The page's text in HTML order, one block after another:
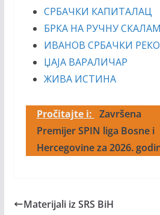
СРБАЧКИ КАПИТАЛАЦ
БРКА НА РУЧНУ
ИВАНОВ СРБАЧКИ
ЏАЈА ВАРАЛИЧАР
ЖИВА ИСТИНА
Pročitajte i: Završena
Premijer SPIN liga Bosne i
Hercegovine za 2026.
Materijali iz SRS BiH